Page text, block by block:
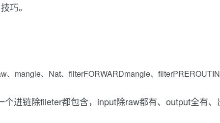
巧。
、mangle、Nat、filterFORWARDmangle、
进链除fileter都包含，input除raw都有、output全有